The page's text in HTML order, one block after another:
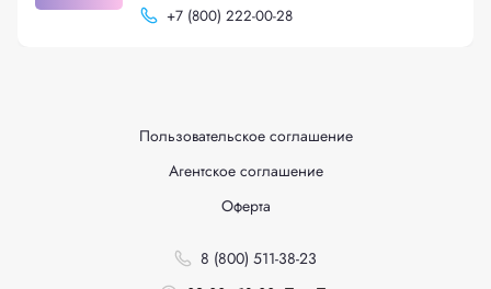
+7 (800) 222-00-28
Пользовательское соглашение
Агентское соглашение
Оферта
8 (800) 511-38-23